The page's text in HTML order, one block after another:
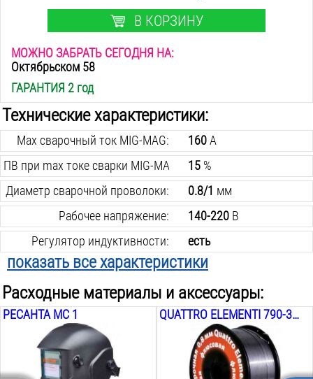
В КОРЗИНУ
МОЖНО ЗАБРАТЬ СЕГОДНЯ НА:
Октябрьском 58
ГАРАНТИЯ 2 год
Технические характеристики:
Max сварочный ток MIG-MAG: 160А
ПВ при max токе сварки MIG-MAG:
15%
Диаметр сварочной проволоки:
0.8/1 мм
Рабочее напряжение:
140-220В
Регулятор индуктивности:
есть
Min сварочный ток MIG-MAG:
30А
Синергетическое управление:
нет
Режим работы горелки:
2T
Импульсный режим сварки:
нет
Степень защиты:
IP21
показать все характеристики
Расходные материалы и аксессуары:
РЕСАНТА МС 1 QUATTRO ELEMENTI 790-380, ПОРОШКОВАЯ, 0.8ММ, 1КГ